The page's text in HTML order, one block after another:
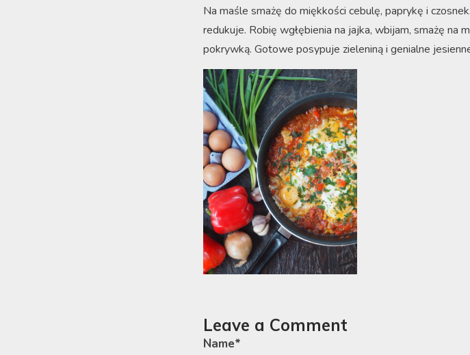
Na maśle smażę do miękkości cebulę, paprykę i
redukuje. Robię wgłębienia na jajka, wbijam, smażę na
pokrywką. Gotowe posypuje zieleniną i genialne
Leave a Comment
Name*